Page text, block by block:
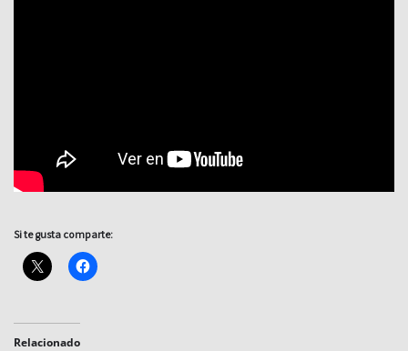
Si te gusta comparte:
Relacionado